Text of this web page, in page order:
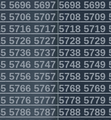
5696569756985699
5706570757085709
5716571757185719
5726572757285729
5736573757385739
5746574757485749
5756575757585759
57665767 57685769
57765777 57785779
57865787 57885789